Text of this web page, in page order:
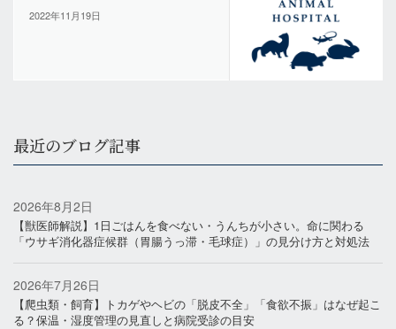
2022年11月19日
最近のブログ記事
2026年8月2日
【獣医師解説】1日ごはんを食べない・うんちが小さい。命に関わる
「ウサギ消化器症候群（胃腸うっ滞・毛球症）」の見分け方と対処法
2026年7月26日
【爬虫類・飼育】トカゲやヘビの「脱皮不全」「食欲不振」はなぜ起こ
る？保温・湿度管理の見直しと病院受診の目安